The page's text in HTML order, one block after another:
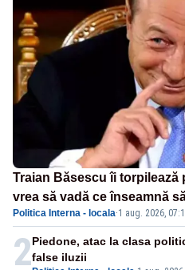
Traian Băsescu îi
vrea să vadă ce înseamnă
România
Politica Interna - locala·1 aug. 2026,
2Piedone, atac la clasa
false iluzii